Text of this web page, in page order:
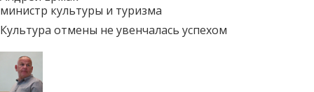
министр культуры и туризма
Культура отмены не увенчалась успехом